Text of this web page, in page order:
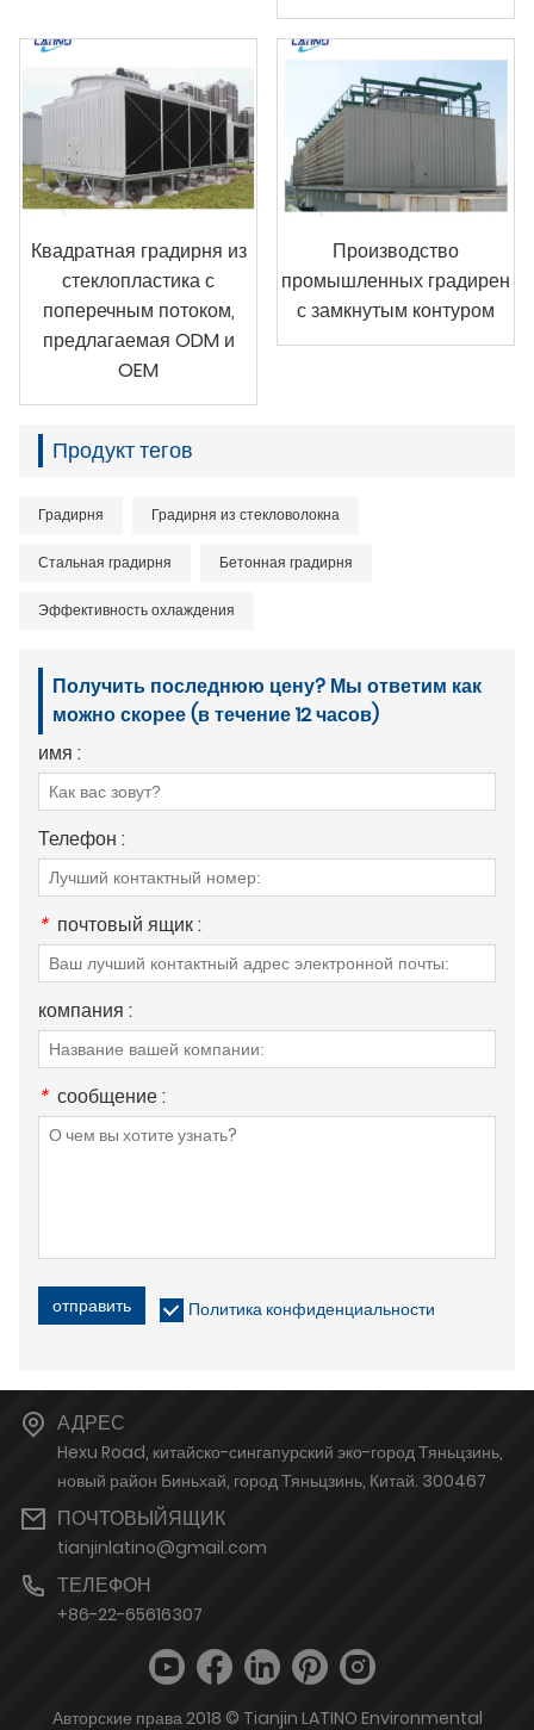
Квадратная градирня из
стеклопластика с
поперечным потоком,
предлагаемая ODM и
OEM
Производство
промышленных градирен
с замкнутым контуром
Продукт тегов
Градирня Градирня из стекловолокна
Стальная градирня Бетонная градирня
Эффективность охлаждения
Получить последнюю цену? Мы ответим как
можно скорее (в течение 12 часов)
имя :
Телефон :
* почтовый ящик :
компания :
* сообщение :
отправить Политика конфиденциальности
АДРЕС
Hexu Road, китайско-сингапурский эко-город Тяньцзинь,
новый район Биньхай, город Тяньцзинь, Китай. 300467
ПОЧТОВЫЙЯЩИК
tianjinlatino@gmail.com
ТЕЛЕФОН
+86-22-65616307
Авторские права 2018 © Tianjin LATINO Environmental